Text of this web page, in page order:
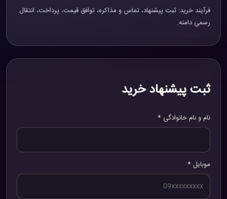
فرآیند خرید: ثبت پیشنهاد، تماس و مذاکره، توافق قیمت، پرداخت، انتقال
رسمی دامنه.
ثبت پیشنهاد خرید
نام و نام خانوادگی *
موبایل *